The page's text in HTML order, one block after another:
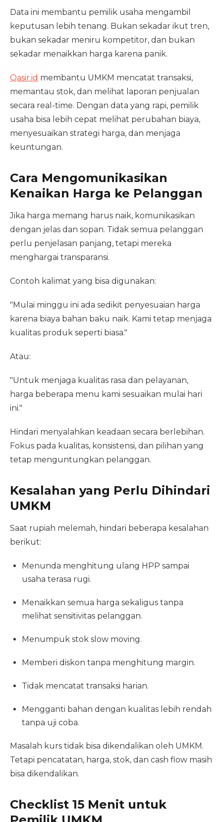
Data ini membantu pemilik usaha mengambil
keputusan lebih tenang. Bukan sekadar ikut tren,
bukan sekadar meniru kompetitor, dan bukan
sekadar menaikkan harga karena panik.
Qasir.id membantu UMKM mencatat transaksi,
memantau stok, dan melihat laporan penjualan
secara real-time. Dengan data yang rapi, pemilik
usaha bisa lebih cepat melihat perubahan biaya,
menyesuaikan strategi harga, dan menjaga
keuntungan.
Cara Mengomunikasikan
Kenaikan Harga ke Pelanggan
Jika harga memang harus naik, komunikasikan
dengan jelas dan sopan. Tidak semua pelanggan
perlu penjelasan panjang, tetapi mereka
menghargai transparansi.
Contoh kalimat yang bisa digunakan:
"Mulai minggu ini ada sedikit penyesuaian harga
karena biaya bahan baku naik. Kami tetap menjaga
kualitas produk seperti biasa."
Atau:
"Untuk menjaga kualitas rasa dan pelayanan,
harga beberapa menu kami sesuaikan mulai hari
ini."
Hindari menyalahkan keadaan secara berlebihan.
Fokus pada kualitas, konsistensi, dan pilihan yang
tetap menguntungkan pelanggan.
Kesalahan yang Perlu Dihindari
UMKM
Saat rupiah melemah, hindari beberapa kesalahan
berikut:
Menunda menghitung ulang HPP sampai
usaha terasa rugi.
Menaikkan semua harga sekaligus tanpa
melihat sensitivitas pelanggan.
Menumpuk stok slow moving.
Memberi diskon tanpa menghitung margin.
Tidak mencatat transaksi harian.
Mengganti bahan dengan kualitas lebih rendah
tanpa uji coba.
Masalah kurs tidak bisa dikendalikan oleh UMKM.
Tetapi pencatatan, harga, stok, dan cash flow masih
bisa dikendalikan.
Checklist 15 Menit untuk